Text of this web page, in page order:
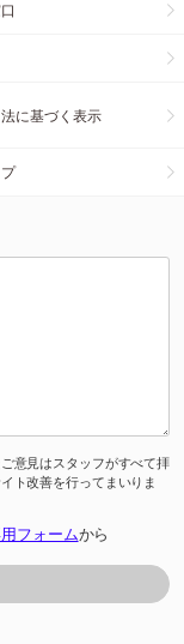
に基づく表示
意見はスタッフがすべて拝
ト改善を行ってまいりま
フォームから